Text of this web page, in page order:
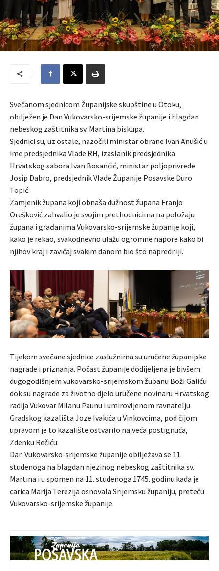
Svečanom sjednicom Županijske skupštine u Otoku,
obilježen je Dan Vukovarsko-srijemske županije i blagdan
nebeskog zaštitnika sv. Martina biskupa.
Sjednici su, uz ostale, nazočili ministar obrane Ivan Anušić u
ime predsjednika Vlade RH, izaslanik predsjednika
Hrvatskog sabora Ivan Bosančić, ministar poljoprivrede
Josip Dabro, predsjednik Vlade Županije Posavske Đuro
Topić.
Zamjenik župana koji obnaša dužnost župana Franjo
Orešković zahvalio je svojim prethodnicima na položaju
župana i građanima Vukovarsko-srijemske županije koji,
kako je rekao, svakodnevno ulažu ogromne napore kako bi
njihov kraj i zavičaj svakim danom bio što napredniji.
Tijekom svečane sjednice zaslužnima su uručene županijske
nagrade i priznanja. Počast županije dodijeljena je bivšem
dugogodišnjem vukovarsko-srijemskom županu Boži Galiću
dok su nagrade za životno djelo uručene novinaru Hrvatskog
radija Vukovar Milanu Paunu i umirovljenom ravnatelju
Gradskog kazališta Joze Ivakića u Vinkovcima, pod čijom
upravom je to kazalište ostvarilo najveća postignuća,
Zdenku Rečiću.
Dan Vukovarsko-srijemske županije obilježava se 11.
studenoga na blagdan njezinog nebeskog zaštitnika sv.
Martina i u spomen na 11. studenoga 1745. godinu kada je
carica Marija Terezija osnovala Srijemsku županiju, preteču
Vukovarsko-srijemske županije.